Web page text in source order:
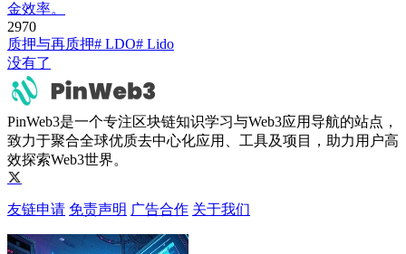
金效率。
2970
质押与再质押# LDO# Lido
没有了
PinWeb3是一个专注区块链知识学习与Web3应用导航的站点，
致力于聚合全球优质去中心化应用、工具及项目，助力用户高
效探索Web3世界。
友链申请 免责声明 广告合作 关于我们